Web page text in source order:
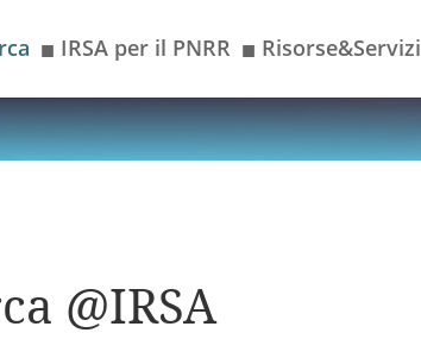
■ IRSA per il PNRR ■ Risorse&Servizi
@IRSA